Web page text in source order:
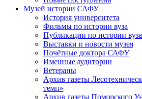
Музей истории САФУ
История университета
Фильмы по истории вуза
Публикации по истории вуза
Выставки и новости музея
Почётные доктора САФУ
Именные аудитории
Ветераны
Архив газеты
темп»
Архив газеты Поморского